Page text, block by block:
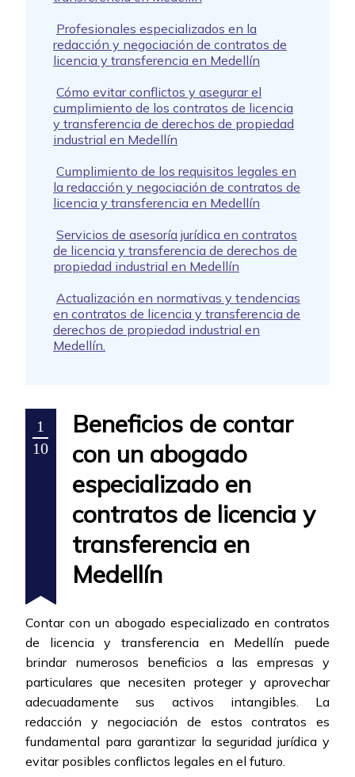
Profesionales especializados en la
redacción y negociación de contratos de
licencia y transferencia en Medellín
Cómo evitar conflictos y asegurar el
cumplimiento de los contratos de licencia
y transferencia de derechos de propiedad
industrial en Medellín
Cumplimiento de los requisitos legales en
la redacción y negociación de contratos de
licencia y transferencia en Medellín
Servicios de asesoría jurídica en contratos
de licencia y transferencia de derechos de
propiedad industrial en Medellín
Actualización en normativas y tendencias
en contratos de licencia y transferencia de
derechos de propiedad industrial en
Medellín.
1
10
Beneficios de contar
con un abogado
especializado en
contratos de licencia y
transferencia en
Medellín
Contar con un abogado especializado en contratos
de licencia y transferencia en Medellín puede
brindar numerosos beneficios a las empresas y
particulares que necesiten proteger y aprovechar
adecuadamente sus activos intangibles. La
redacción y negociación de estos contratos es
fundamental para garantizar la seguridad jurídica y
evitar posibles conflictos legales en el futuro.